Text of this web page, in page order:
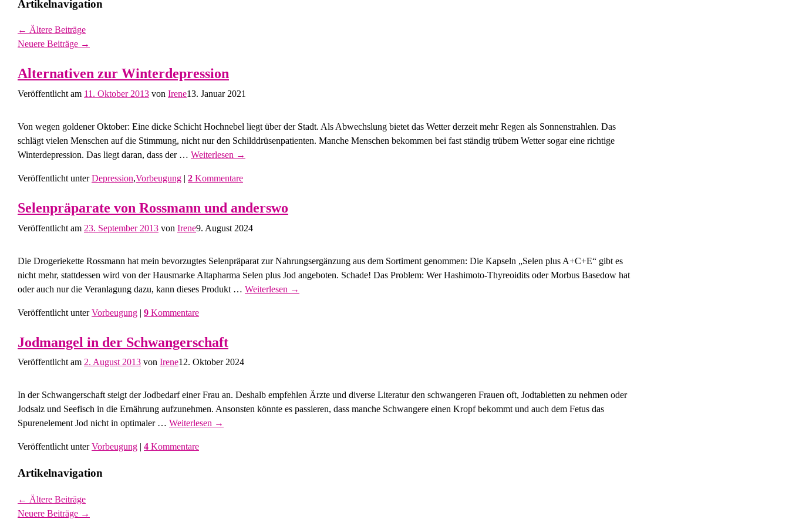
Artikelnavigation
← Ältere Beiträge
Neuere Beiträge →
Alternativen zur Winterdepression
Veröffentlicht am 11. Oktober 2013 von Irene13. Januar 2021
Von wegen goldener Oktober: Eine dicke Schicht Hochnebel liegt über der Stadt. Als Abwechslung bietet das Wetter derzeit mehr Regen als Sonnenstrahlen. Das
schlägt vielen Menschen auf die Stimmung, nicht nur den Schilddrüsenpatienten. Manche Menschen bekommen bei fast ständig trübem Wetter sogar eine richtige
Winterdepression. Das liegt daran, dass der … Weiterlesen →
Veröffentlicht unter Depression,Vorbeugung | 2 Kommentare
Selenpräparate von Rossmann und anderswo
Veröffentlicht am 23. September 2013 von Irene9. August 2024
Die Drogeriekette Rossmann hat mein bevorzugtes Selenpräparat zur Nahrungsergänzung aus dem Sortiment genommen: Die Kapseln „Selen plus A+C+E“ gibt es
nicht mehr, stattdessen wird von der Hausmarke Altapharma Selen plus Jod angeboten. Schade! Das Problem: Wer Hashimoto-Thyreoidits oder Morbus Basedow hat
oder auch nur die Veranlagung dazu, kann dieses Produkt … Weiterlesen →
Veröffentlicht unter Vorbeugung | 9 Kommentare
Jodmangel in der Schwangerschaft
Veröffentlicht am 2. August 2013 von Irene12. Oktober 2024
In der Schwangerschaft steigt der Jodbedarf einer Frau an. Deshalb empfehlen Ärzte und diverse Literatur den schwangeren Frauen oft, Jodtabletten zu nehmen oder
Jodsalz und Seefisch in die Ernährung aufzunehmen. Ansonsten könnte es passieren, dass manche Schwangere einen Kropf bekommt und auch dem Fetus das
Spurenelement Jod nicht in optimaler … Weiterlesen →
Veröffentlicht unter Vorbeugung 4 Kommentare
Artikelnavigation
← Ältere Beiträge
Neuere Beiträge →